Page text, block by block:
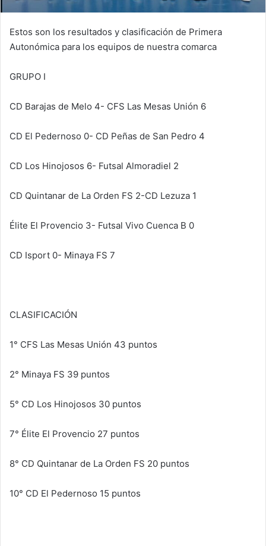
Estos son los resultados y clasificación de Primera
Autonómica para los equipos de nuestra comarca
GRUPO I
CD Barajas de Melo 4- CFS Las Mesas Unión 6
CD El Pedernoso 0- CD Peñas de San Pedro 4
CD Los Hinojosos 6- Futsal Almoradiel 2
CD Quintanar de La Orden FS 2-CD Lezuza 1
Élite El Provencio 3- Futsal Vivo Cuenca B 0
CD Isport 0- Minaya FS 7
CLASIFICACIÓN
1° CFS Las Mesas Unión 43 puntos
2° Minaya FS 39 puntos
5° CD Los Hinojosos 30 puntos
7° Élite El Provencio 27 puntos
8° CD Quintanar de La Orden FS 20 puntos
10° CD El Pedernoso 15 puntos